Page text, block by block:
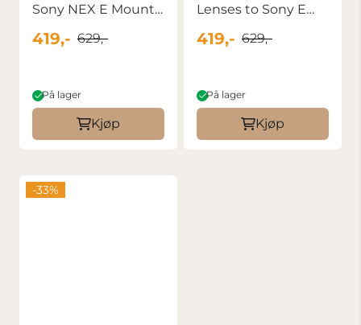
Sony NEX E Mount
Kamera ...
419,- 629,-
På lager
Kjøp
Lenses to Sony E
Lens Mount ...
419,- 629,-
På lager
Kjøp
-33%